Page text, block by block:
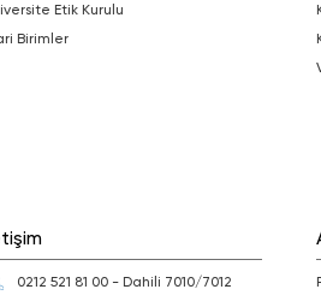
Etik Kurulu
Birimler
0212 521 81 00 - Dahili 7010/7012